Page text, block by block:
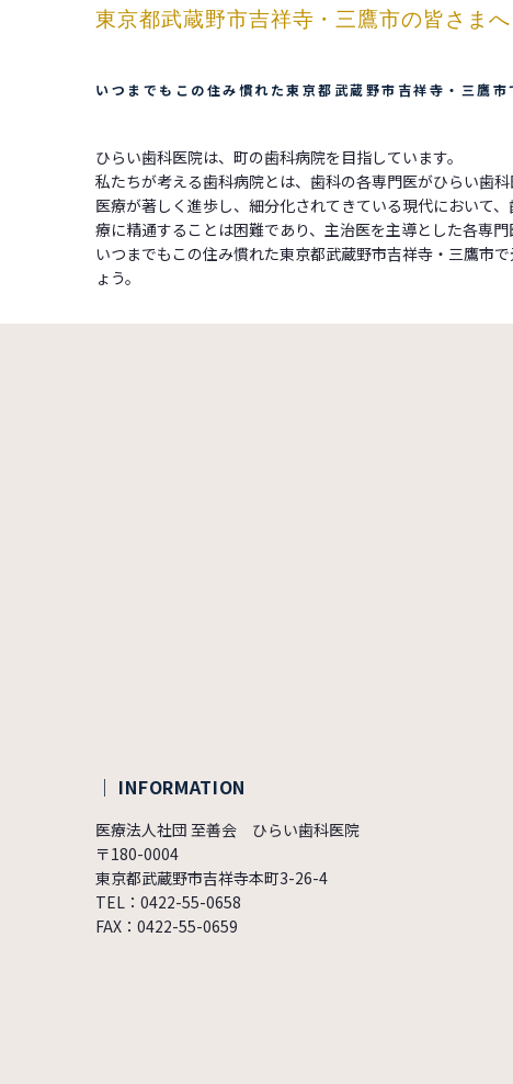
東京都武蔵野市吉祥寺・三鷹市の皆さまへ
いつまでもこの住み慣れた東京都武蔵野市吉祥寺・三鷹
ひらい歯科医院は、町の歯科病院を目指しています。
私たちが考える歯科病院とは、歯科の各専門医がひらい歯
医療が著しく進歩し、細分化されてきている現代において
療に精通することは困難であり、主治医を主導とした各専
いつまでもこの住み慣れた東京都武蔵野市吉祥寺・三鷹市
ょう。
｜ INFORMATION
医療法人社団 至善会 ひらい歯科医院
〒180-0004
東京都武蔵野市吉祥寺本町3-26-4
TEL：0422-55-0658
FAX：0422-55-0659